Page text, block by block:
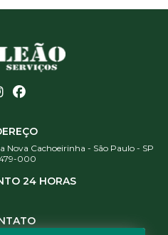
Nova Cachoeirinha - São Paulo - SP
000
24 HORAS